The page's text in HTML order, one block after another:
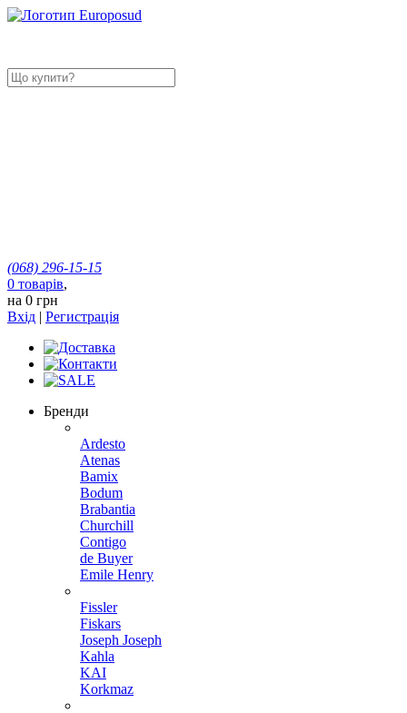
(068) 296-15-15
0 товарів,
на 0 грн
Вхід | Регистрація
Бренди
Ardesto
Atenas
Bamix
Bodum
Brabantia
Churchill
Contigo
de Buyer
Emile Henry
Fissler
Fiskars
Joseph Joseph
Kahla
KAI
Korkmaz